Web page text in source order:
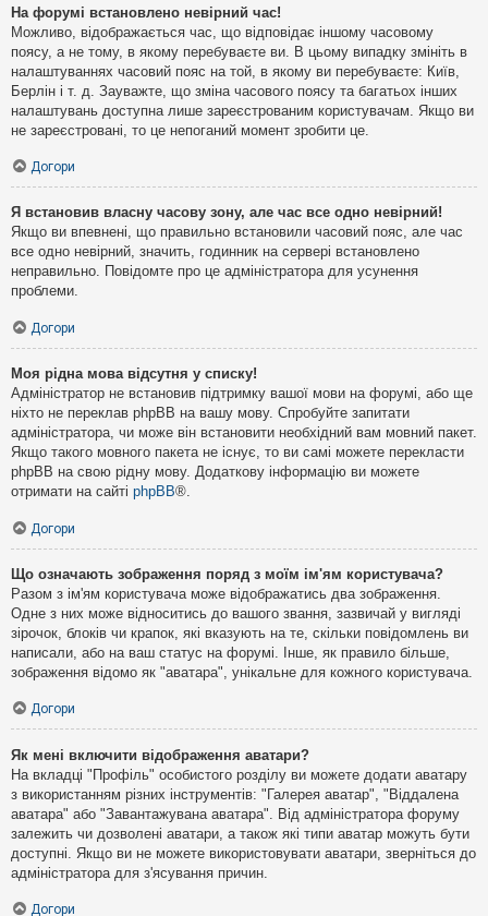
На форумі встановлено невірний час!
Можливо, відображається час, що відповідає іншому часовому
поясу, а не тому, в якому перебуваєте ви. В цьому випадку змініть в
налаштуваннях часовий пояс на той, в якому ви перебуваєте: Київ,
Берлін і т. д. Зауважте, що зміна часового поясу та багатьох інших
налаштувань доступна лише зареєстрованим користувачам. Якщо ви
не зареєстровані, то це непоганий момент зробити це.
Догори
Я встановив власну часову зону, але час все одно невірний!
Якщо ви впевнені, що правильно встановили часовий пояс, але час
все одно невірний, значить, годинник на сервері встановлено
неправильно. Повідомте про це адміністратора для усунення
проблеми.
Догори
Моя рідна мова відсутня у списку!
Адміністратор не встановив підтримку вашої мови на форумі, або ще
ніхто не переклав phpBB на вашу мову. Спробуйте запитати
адміністратора, чи може він встановити необхідний вам мовний пакет.
Якщо такого мовного пакета не існує, то ви самі можете перекласти
phpBB на свою рідну мову. Додаткову інформацію ви можете
отримати на сайті phpBB®.
Догори
Що означають зображення поряд з моїм ім'ям користувача?
Разом з ім'ям користувача може відображатись два зображення.
Одне з них може відноситись до вашого звання, зазвичай у вигляді
зірочок, блоків чи крапок, які вказують на те, скільки повідомлень ви
написали, або на ваш статус на форумі. Інше, як правило більше,
зображення відомо як "аватара", унікальне для кожного користувача.
Догори
Як мені включити відображення аватари?
На вкладці "Профіль" особистого розділу ви можете додати аватару
з використанням різних інструментів: "Галерея аватар", "Віддалена
аватара" або "Завантажувана аватара". Від адміністратора форуму
залежить чи дозволені аватари, а також які типи аватар можуть бути
доступні. Якщо ви не можете використовувати аватари, зверніться до
адміністратора для з'ясування причин.
Догори